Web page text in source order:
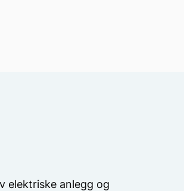
elektriske anlegg og